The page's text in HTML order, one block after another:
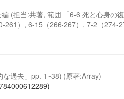
(担当:共著, 範囲:「6-6 死と心身の
261）, 6-15（266-267）, 7-2（274-
な過去」pp. 1~38) (原著:Array)